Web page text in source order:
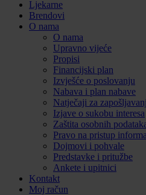
Ljekarne
Brendovi
O nama
O nama
Upravno vijeće
Propisi
Financijski plan
Izvješće o poslovanju
Nabava i plan nabave
Natječaji za
Izjave o sukobu interesa
Zaštita osobnih
Pravo na pristup
Dojmovi i pohvale
Predstavke i pritužbe
Ankete i upitnici
Kontakt
Moj račun